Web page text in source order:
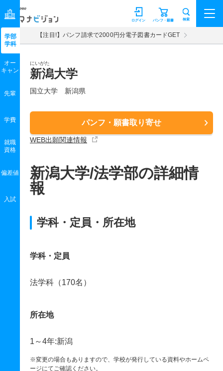
マナビジョン パンフ・願書
ログイン 検索
【注目!】パンフ請求で2000円分電子図書カードGET
にいがた
新潟大学
国立大学 新潟県
パンフ・願書取り寄せ
WEB出願関連情報
学部
学科
オー
キャン
先輩
学費
就職
資格
偏差値
入試
新潟大学/法学部の詳細情
報
学科・定員・所在地
学科・定員
法学科（170名）
所在地
1～4年:新潟
※変更の場合もありますので、学校が発行している資料やホームペ
ージにてご確認ください。